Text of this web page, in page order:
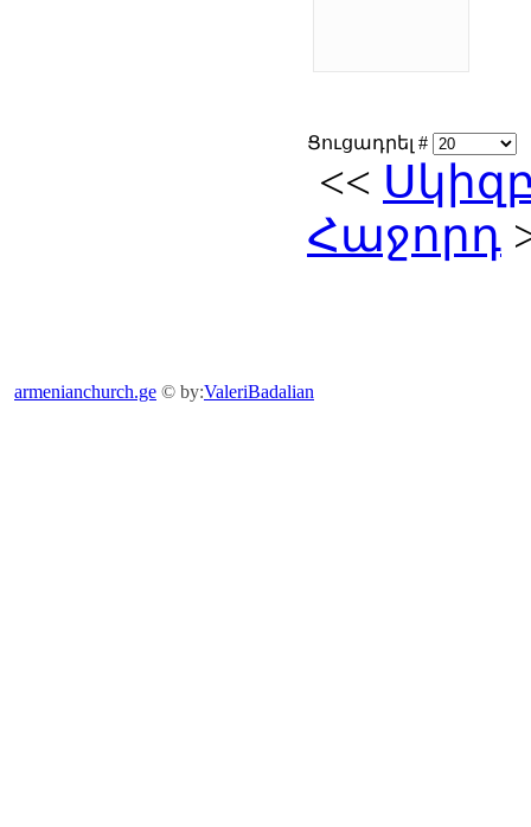
Ցուցադրել #
<<
Հաջորդ
armenianchurch.ge © by:ValeriBadalian